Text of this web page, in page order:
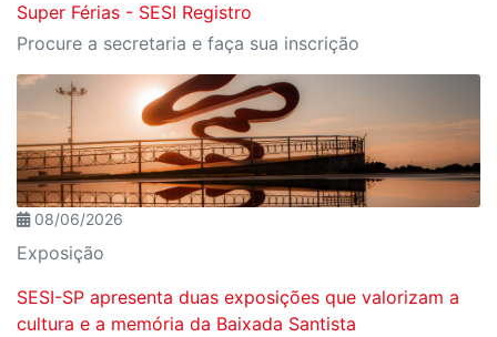
Super Férias - SESI Registro
Procure a secretaria e faça sua inscrição
08/06/2026
Exposição
SESI-SP apresenta duas exposições que valorizam a
cultura e a memória da Baixada Santista